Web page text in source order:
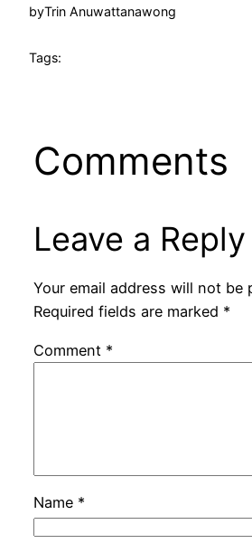
byTrin Anuwattanawong
Tags:
Comments
Leave a Reply
Your email address will not be
Required fields are marked *
Comment *
Name *